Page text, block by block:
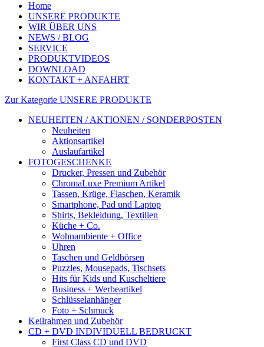
Home
UNSERE PRODUKTE
WIR ÜBER UNS
NEWS / BLOG
SERVICE
PRODUKTVIDEOS
DOWNLOAD
KONTAKT + ANFAHRT
Zur Kategorie UNSERE PRODUKTE
NEUHEITEN / AKTIONEN / SONDERPOSTEN
Neuheiten
Aktionsartikel
Auslaufartikel
FOTOGESCHENKE
Drucker, Pressen und Zubehör
ChromaLuxe Premium Artikel
Tassen, Krüge, Flaschen, Keramik
Smartphone, Pad und Laptop
Shirts, Bekleidung, Textilien
Küche + Co.
Wohnambiente + Office
Uhren
Taschen und Geldbörsen
Puzzles, Mousepads, Tischsets
Hits für Kids und Kuscheltiere
Business + Werbeartikel
Schlüsselanhänger
Foto + Schmuck
Keilrahmen und Zubehör
CD + DVD INDIVIDUELL BEDRUCKT
First Class CD und DVD